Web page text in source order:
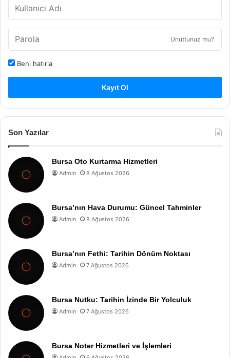
Unuttunuz mu?
Beni hatırla
Kayıt Ol
Son Yazılar
Bursa Oto Kurtarma Hizmetleri
Admin 8 Ağustos 2026
Bursa’nın Hava Durumu: Güncel Tahminler
Admin 8 Ağustos 2026
Bursa’nın Fethi: Tarihin Dönüm Noktası
Admin 7 Ağustos 2026
Bursa Nutku: Tarihin İzinde Bir Yolculuk
Admin 7 Ağustos 2026
Bursa Noter Hizmetleri ve İşlemleri